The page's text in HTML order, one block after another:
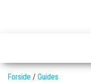
Forside / Guides